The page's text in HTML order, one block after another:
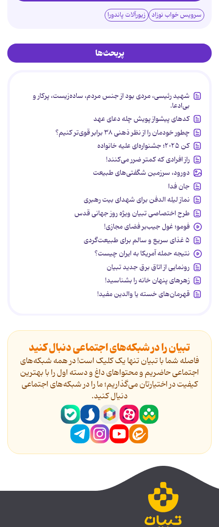
سرویس خواب نوزاد زیورآلات پاندورا
پربحث‌ها
شهید رئیسی، مردی بود از جنس مردم، ساده‌زیست، پرکار و
بی‌ادعا.
کدهای پیشواز پویش چله دعای عهد
چطور خودمان را از نظر ذهنی ۳۸ برابر قوی‌تر کنیم؟
کن ۲۰۲۵؛ جشنواره‌ای علیه خانواده
راز افرادی که کمتر ضرر می‌کنند!
دورود، سرزمین شگفتی‌های طبیعت
جان فدا
نماز لیله الدفن برای شهدای بیت رهبری
طرح اختصاصی تبیان ویژه روز جهانی قدس
فومو؛ غول جیب‌بر فضای مجازی!
۵ غذای سریع و سالم برای طبیعت‌گردی
نتیجه حمله آمریکا به ایران چیست؟
رونمایی از اتاق برق جدید تبیان
زهرهای پنهان خانه را بشناسید!
قهرمان‌های خسته یا والدین مفید!
تبیان را در شبکه‌های اجتماعی دنبال کنید
فاصله شما با تبیان تنها یک کلیک است! در همه شبکه‌های
اجتماعی حاضریم و محتواهای داغ و دسته اول را با بهترین
کیفیت در اختیارتان می‌گذاریم؛ ما را در شبکه‌های اجتماعی
دنیال کنید.